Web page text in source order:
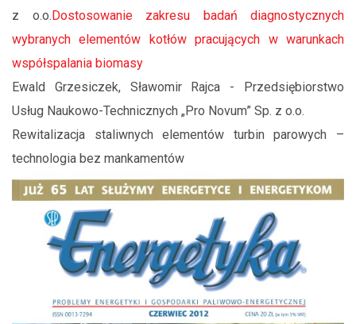
z o.o.Dostosowanie zakresu badań diagnostycznych
wybranych elementów kotłów pracujących w warunkach
współspalania biomasy
Ewald Grzesiczek, Sławomir Rajca - Przedsiębiorstwo
Usług Naukowo-Technicznych „Pro Novum” Sp. z o.o.
Rewitalizacja staliwnych elementów turbin parowych –
technologia bez mankamentów